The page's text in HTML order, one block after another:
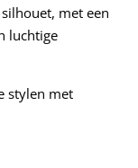
met een
luchtige
stylen met